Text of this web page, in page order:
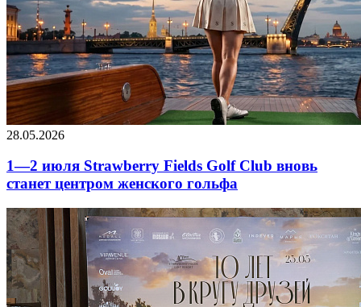
28.05.2026
1—2 июля Strawberry Fields Golf Club вновь
станет центром женского гольфа